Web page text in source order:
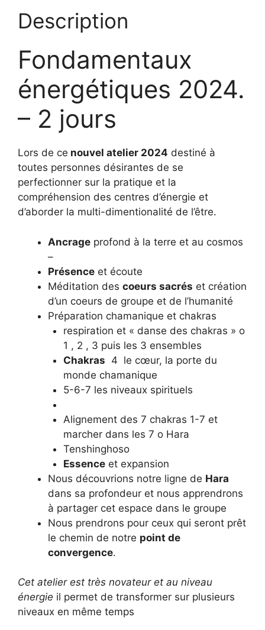
Description
Fondamentaux
énergétiques 2024.
– 2 jours
Lors de ce nouvel atelier 2024 destiné à
toutes personnes désirantes de se
perfectionner sur la pratique et la
compréhension des centres d’énergie et
d’aborder la multi-dimentionalité de l’être.
Ancrage profond à la terre et au cosmos
–
Présence et écoute
Méditation des coeurs sacrés et création
d’un coeurs de groupe et de l’humanité
Préparation chamanique et chakras
respiration et « danse des chakras » o
1 , 2 , 3 puis les 3 ensembles
Chakras 4 le cœur, la porte du
monde chamanique
5-6-7 les niveaux spirituels
Alignement des 7 chakras 1-7 et
marcher dans les 7 o Hara
Tenshinghoso
Essenceet expansion
Nous découvrions notre ligne de Hara
dans sa profondeur et nous apprendrons
à partager cet espace dans le groupe
Nous prendrons pour ceux qui seront prêt
le chemin de notre point de
convergence.
Cet atelier est très novateur et au niveau
énergie il permet de transformer sur plusieurs
niveaux en même temps